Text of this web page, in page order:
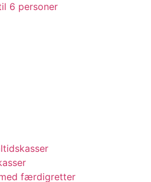
6 personer
færdigretter